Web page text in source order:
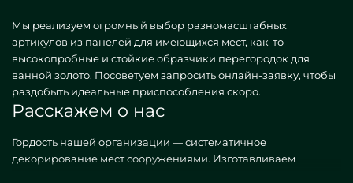
Мы реализуем огромный выбор разномасштабных
артикулов из панелей для имеющихся мест, как-то
высокопробные и стойкие образчики перегородок для
ванной золото. Посоветуем запросить онлайн-заявку, чтобы
раздобыть идеальные приспособления скоро.
Расскажем о нас
Гордость нашей организации — систематичное
декорирование мест сооружениями. Изготавливаем